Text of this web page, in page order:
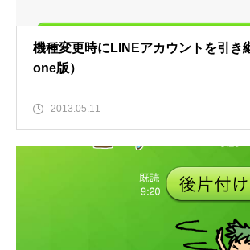
機種変更時にLINEアカウントを引き
one版）
2013.05.11